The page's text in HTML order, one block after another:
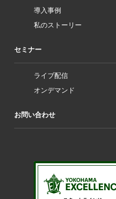
導入事例
私のストーリー
セミナー
ライブ配信
オンデマンド
お問い合わせ